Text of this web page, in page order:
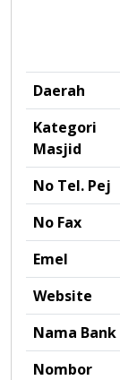
Daerah
Kategori
Masjid
No Tel. Pej
No Fax
Emel
Website
Nama Bank
Nombor